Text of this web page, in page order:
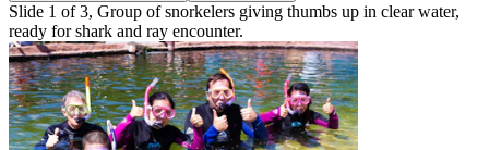
Slide 1 of 3, Group of snorkelers giving thumbs up in clear water,
ready for shark and ray encounter.